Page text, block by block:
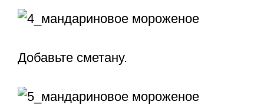
Добавьте сметану.